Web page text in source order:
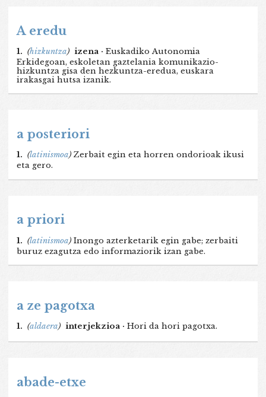
A eredu
1. (hizkuntza) izena · Euskadiko Autonomia
Erkidegoan, eskoletan gaztelania komunikazio-
hizkuntza gisa den hezkuntza-eredua, euskara
irakasgai hutsa izanik.
a posteriori
1. (latinismoa) Zerbait egin eta horren ondorioak ikusi
eta gero.
a priori
1. (latinismoa) Inongo azterketarik egin gabe; zerbaiti
buruz ezagutza edo informaziorik izan gabe.
a ze pagotxa
1. (aldaera) interjekzioa · Hori da hori pagotxa.
abade-etxe